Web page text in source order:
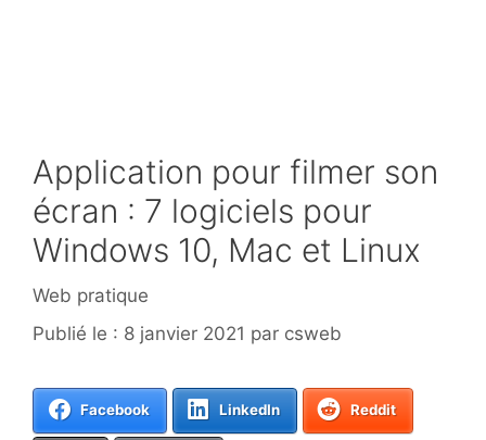
Application pour filmer son
écran : 7 logiciels pour
Windows 10, Mac et Linux
Catégories
Web pratique
8 janvier 2021 par csweb
Facebook LinkedIn Reddit